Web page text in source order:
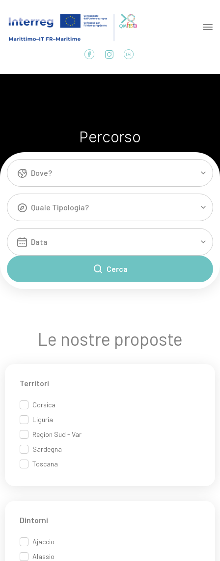
Percorso
Dove?
Quale Tipologia?
Cerca
Le nostre proposte
Territori
Corsica
Liguria
Region Sud - Var
Sardegna
Toscana
Dintorni
Ajaccio
Alassio